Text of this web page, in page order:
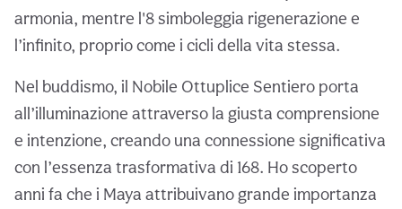
armonia, mentre l'8 simboleggia rigenerazione e
l’infinito, proprio come i cicli della vita stessa.
Nel buddismo, il Nobile Ottuplice Sentiero porta
all’illuminazione attraverso la giusta comprensione
e intenzione, creando una connessione significativa
con l’essenza trasformativa di 168. Ho scoperto
anni fa che i Maya attribuivano grande importanza